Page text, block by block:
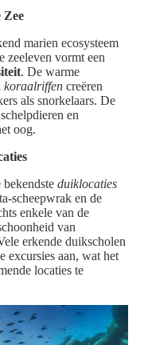
Zee
marien ecosysteem
zeeleven vormt een
. De warme
koraalriffen creëren
als snorkelaars. De
en
oog.
duiklocaties
scheepwrak en de
enkele van de
van
erkende duikscholen
excursies aan, wat het
locaties te